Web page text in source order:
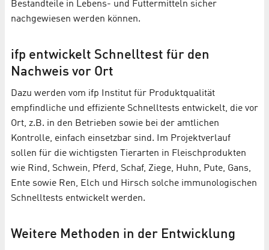
Bestandteile in Lebens- und Futtermitteln sicher
nachgewiesen werden können.
ifp entwickelt Schnelltest für den
Nachweis vor Ort
Dazu werden vom ifp Institut für Produktqualität
empfindliche und effiziente Schnelltests entwickelt, die vor
Ort, z.B. in den Betrieben sowie bei der amtlichen
Kontrolle, einfach einsetzbar sind. Im Projektverlauf
sollen für die wichtigsten Tierarten in Fleischprodukten
wie Rind, Schwein, Pferd, Schaf, Ziege, Huhn, Pute, Gans,
Ente sowie Ren, Elch und Hirsch solche immunologischen
Schnelltests entwickelt werden.
Weitere Methoden in der Entwicklung